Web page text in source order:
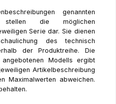
genannten
stellen die möglichen
Serie dar. Sie dienen
des technisch
der Produktreihe. Die
Modells ergibt
Artikelbeschreibung
Maximalwerten abweichen.